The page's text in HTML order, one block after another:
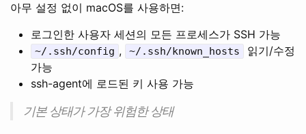
아무 설정 없이 macOS를 사용하면:
로그인한 사용자 세션의 모든 프로세스가 SSH 가능
~/.ssh/config , ~/.ssh/known_hosts
읽기/수정
가능
ssh-agent에 로드된 키 사용 가능
기본 상태가 가장 위험한 상태